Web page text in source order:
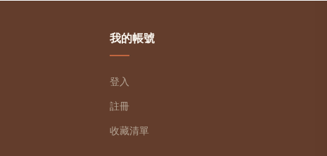
我的帳號
登入
註冊
收藏清單